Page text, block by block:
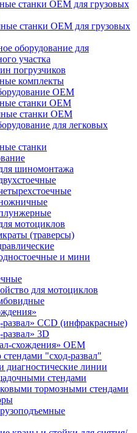
станки ОЕМ для грузовых
станки ОЕМ для грузовых
оборудование для
участка
погрузчиков
комплекты
ОЕМ
станки ОЕМ
станки ОЕМ
для легковых
станки
шиномонтажа
мотоциклов
(траверсы)
и мини
для мотоциклов
CCD (инфракрасные)
3D
схождения» ОЕМ
"сход-развал"
диагностические линии
стендами
тормозными стендами